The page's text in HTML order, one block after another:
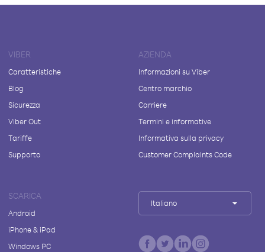
VIBER
Caratteristiche
Blog
Sicurezza
Viber Out
Tariffe
Supporto
AZIENDA
Informazioni su Viber
Centro marchio
Carriere
Termini e informative
Informativa sulla privacy
Customer Complaints Code
SCARICA
Android
iPhone & iPad
Windows PC
Italiano